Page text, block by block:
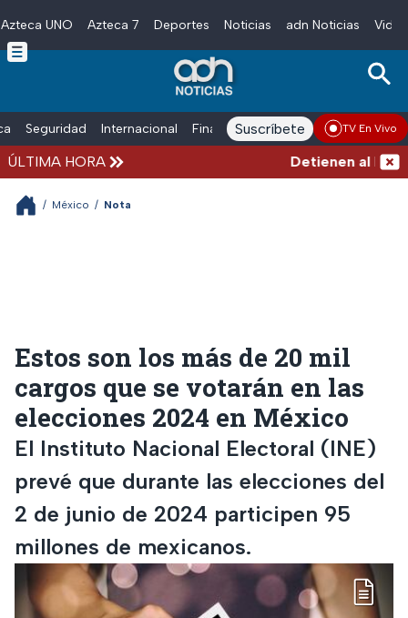
Skip to main content
Azteca UNO Azteca 7 Deportes Noticias adn Noticias
Seguridad Internacional Finanzas adn Noticias Radio
Suscríbete TV En Vivo
ÚLTIMA HORA Detienen al
/ México / Nota
Estos son los más de 20 mil
cargos que se votarán en las
elecciones 2024 en México
El Instituto Nacional Electoral (INE)
prevé que durante las elecciones del
2 de junio de 2024 participen 95
millones de mexicanos.